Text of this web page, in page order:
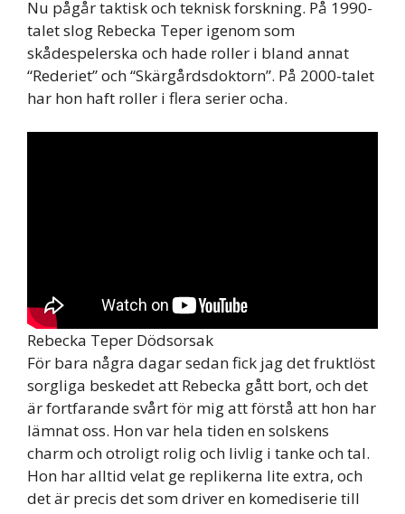
Nu pågår taktisk och teknisk forskning. På 1990-
talet slog Rebecka Teper igenom som
skådespelerska och hade roller i bland annat
“Rederiet” och “Skärgårdsdoktorn”. På 2000-talet
har hon haft roller i flera serier ocha.
Rebecka Teper Dödsorsak
För bara några dagar sedan fick jag det fruktlöst
sorgliga beskedet att Rebecka gått bort, och det
är fortfarande svårt för mig att förstå att hon har
lämnat oss. Hon var hela tiden en solskens
charm och otroligt rolig och livlig i tanke och tal.
Hon har alltid velat ge replikerna lite extra, och
det är precis det som driver en komediserie till